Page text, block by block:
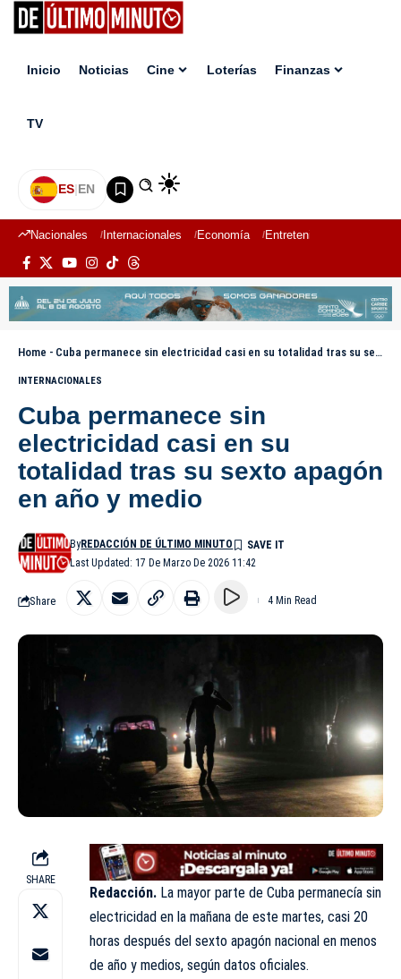
Inicio Noticias Cine Loterías Finanzas
TV
ES|EN
Nacionales Internacionales Economía Entretenimiento
Home - Cuba permanece sin electricidad casi en su totalidad tras su sexto apagón en año y medio
INTERNACIONALES
Cuba permanece sin
electricidad casi en su
totalidad tras su sexto apagón
en año y medio
Last Updated: 17 De Marzo De 2026 11:42
ByREDACCIÓN DE ÚLTIMO MINUTO
Share 4 Min Read
SHARE
Redacción. La mayor parte de Cuba permanecía sin
electricidad en la mañana de este martes, casi 20
horas después del sexto apagón nacional en menos
de año y medios, según datos oficiales.